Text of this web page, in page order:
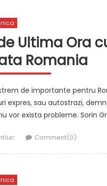
Ultima Ora
Romania
de importante pentru
sau autostrazi,
vor exista probleme. Sorin
Comment(0)